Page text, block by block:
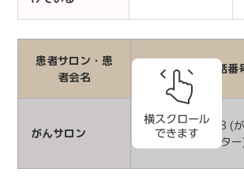
患者サロン・患
者会名
電話番
がんサロン
042ｰ202-8578 (が
ンタ